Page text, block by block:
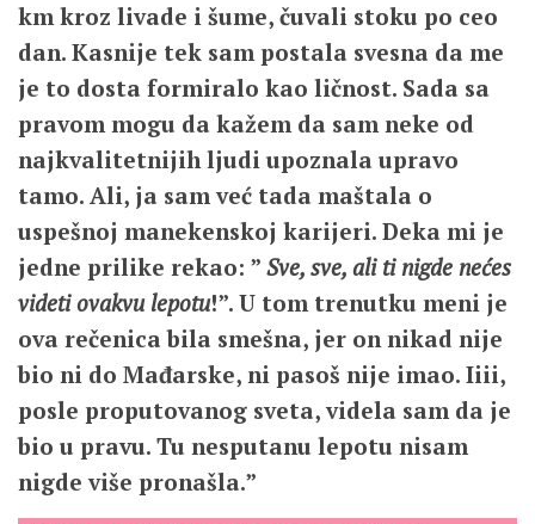
km kroz livade i šume, čuvali stoku po ceo
dan. Kasnije tek sam postala svesna da me
je to dosta formiralo kao ličnost. Sada sa
pravom mogu da kažem da sam neke od
najkvalitetnijih ljudi upoznala upravo
tamo. Ali, ja sam već tada maštala o
uspešnoj manekenskoj karijeri. Deka mi je
jedne prilike rekao: ” Sve, sve, ali ti nigde nećes
videti ovakvu lepotu!”. U tom trenutku meni je
ova rečenica bila smešna, jer on nikad nije
bio ni do Mađarske, ni pasoš nije imao. Iiii,
posle proputovanog sveta, videla sam da je
bio u pravu. Tu nesputanu lepotu nisam
nigde više pronašla.”